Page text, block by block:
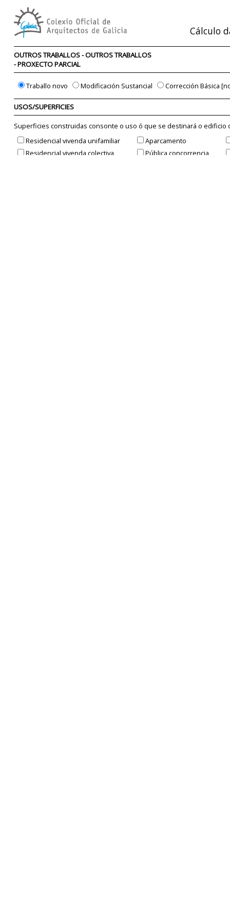
Cálculo
OUTROS TRABALLOS - OUTROS TRABALLOS
-PROXECTO PARCIAL
Traballo novo Modificación Sustancial Corrección Básica
USOS/SUPERFICIES
Superficies construidas consonte o uso ó que se destinará o edificio
Residencial vivenda unifamiliar
Aparcamento
Residencial vivenda colectiva
Pública concorrencia